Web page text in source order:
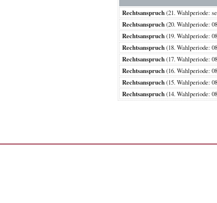
Rechtsanspruch(21.
Rechtsanspruch(20.
Rechtsanspruch(19.
Rechtsanspruch(18.
Rechtsanspruch(17.
Rechtsanspruch(16.
Rechtsanspruch(15.
Rechtsanspruch(14.